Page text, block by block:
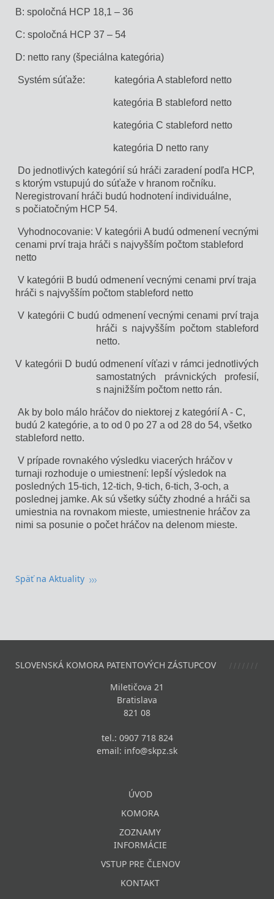
B: spoločná HCP 18,1 – 36
C: spoločná HCP 37 – 54
D: netto rany (špeciálna kategória)
Systém súťaže: kategória A stableford netto
kategória B stableford netto
kategória C stableford netto
kategória D netto rany
Do jednotlivých kategórií sú hráči zaradení podľa HCP,
s ktorým vstupujú do súťaže v hranom ročníku.
Neregistrovaní hráči budú hodnotení individuálne,
s počiatočným HCP 54.
Vyhodnocovanie: V kategórii A budú odmenení vecnými
cenami prví traja hráči s najvyšším počtom stableford
netto
V kategórii B budú odmenení vecnými cenami prví traja
hráči s najvyšším počtom stableford netto
V kategórii C budú odmenení vecnými cenami prví traja
hráči s najvyšším počtom stableford
netto.
V kategórii D budú odmenení víťazi v rámci jednotlivých
samostatných právnických profesií,
s najnižším počtom netto rán.
Ak by bolo málo hráčov do niektorej z kategórií A - C,
budú 2 kategórie, a to od 0 po 27 a od 28 do 54, všetko
stableford netto.
V prípade rovnakého výsledku viacerých hráčov v
turnaji rozhoduje o umiestnení: lepší výsledok na
posledných 15-tich, 12-tich, 9-tich, 6-tich, 3-och, a
poslednej jamke. Ak sú všetky súčty zhodné a hráči sa
umiestnia na rovnakom mieste, umiestnenie hráčov za
nimi sa posunie o počet hráčov na delenom mieste.
Späť na Aktuality
SLOVENSKÁ KOMORA PATENTOVÝCH ZÁSTUPCOV
Miletičova 21
Bratislava
821 08
tel.: 0907 718 824
email: info@skpz.sk
ÚVOD
KOMORA
ZOZNAMY
INFORMÁCIE
VSTUP PRE ČLENOV
KONTAKT